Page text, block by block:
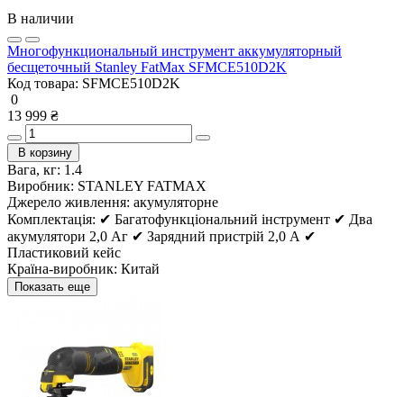
В наличии
Многофункциональный инструмент аккумуляторный
бесщеточный Stanley FatMax SFMCE510D2K
Код товара: SFMCE510D2K
0
13 999 ₴
В корзину
Вага, кг: 1.4
Виробник: STANLEY FATMAX
Джерело живлення: акумуляторне
Комплектація: ✔ Багатофункціональний інструмент ✔ Два
акумулятори 2,0 Аг ✔ Зарядний пристрій 2,0 А ✔
Пластиковий кейс
Країна-виробник: Китай
Показать еще